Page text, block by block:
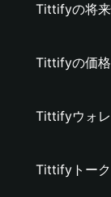
Tittifyの将来
Tittifyの価格
Tittifyウォレ
Tittifyトーク